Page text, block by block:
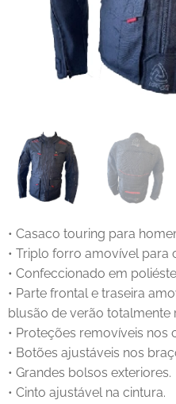
• Casaco touring para
• Triplo forro amovível para
• Confeccionado em
• Parte frontal e traseira
blusão de verão totalmente
• Proteções removíveis
• Botões ajustáveis nos
• Grandes bolsos exteriores.
• Cinto ajustável na cintura.